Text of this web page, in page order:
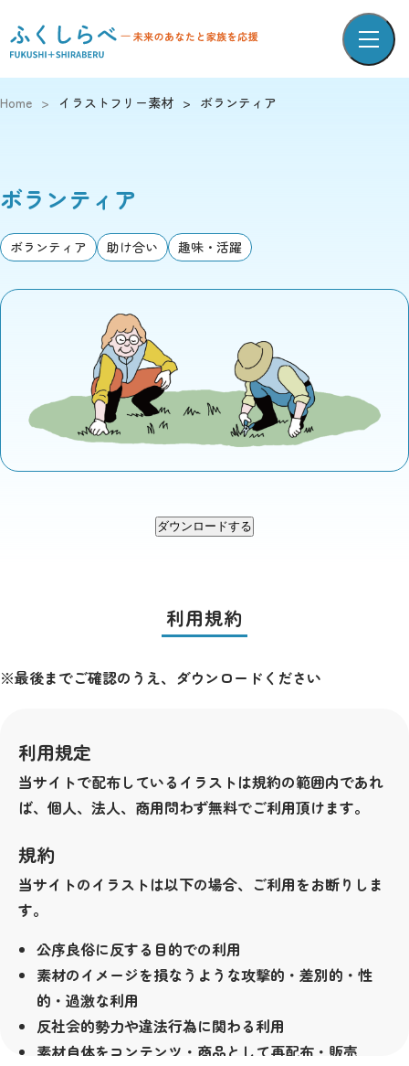
Home > イラストフリー素材 > ボランティア
ボランティア
ボランティア 助け合い 趣味・活躍
ダウンロードする
利用規約
※最後までご確認のうえ、ダウンロードください
利用規定
当サイトで配布しているイラストは規約の範囲内であれ
ば、個人、法人、商用問わず無料でご利用頂けます。
規約
当サイトのイラストは以下の場合、ご利用をお断りしま
す。
公序良俗に反する目的での利用
素材のイメージを損なうような攻撃的・差別的・性
的・過激な利用
反社会的勢力や違法行為に関わる利用
素材自体をコンテンツ・商品として再配布・販売